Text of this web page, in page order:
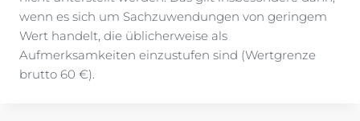
wenn es sich um Sachzuwendungen von geringem
Wert handelt, die üblicherweise als
Aufmerksamkeiten einzustufen sind (Wertgrenze
brutto 60 €).